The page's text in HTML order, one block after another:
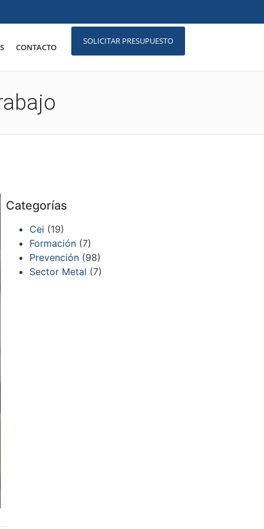
CONTACTO
SOLICITAR PRESUPUESTO
Categorías
Cei (19)
Formación (7)
Prevención (98)
Sector Metal (7)